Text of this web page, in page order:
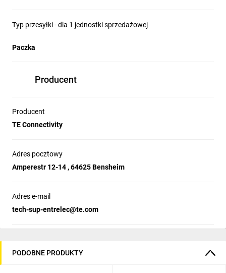
Typ przesyłki - dla 1 jednostki sprzedażowej
Paczka
Producent
Producent
TE Connectivity
Adres pocztowy
Amperestr 12-14 , 64625 Bensheim
Adres e-mail
tech-sup-entrelec@te.com
PODOBNE PRODUKTY